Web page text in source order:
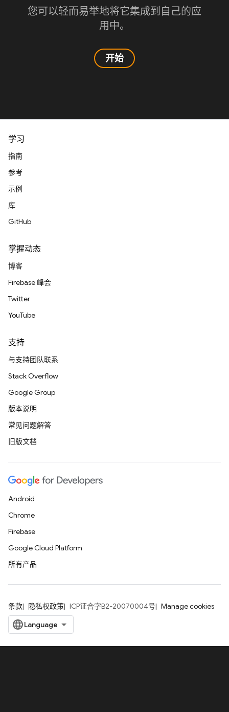
您可以轻而易举地将它集成到自己的应
用中。
开始
学习
指南
参考
示例
库
GitHub
掌握动态
博客
Firebase 峰会
Twitter
YouTube
支持
与支持团队联系
Stack Overflow
Google Group
版本说明
常见问题解答
旧版文档
Android
Chrome
Firebase
Google Cloud Platform
所有产品
条款 隐私权政策 ICP证合字B2-20070004号 Manage cookies